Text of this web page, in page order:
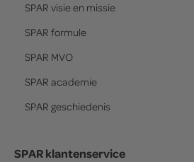
SPAR visie en missie
SPAR formule
SPAR MVO
SPAR academie
SPAR geschiedenis
SPAR klantenservice